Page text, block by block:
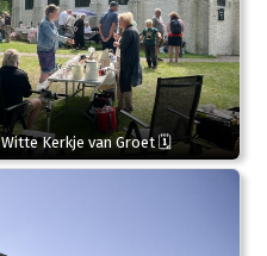
Kerkje van Groet 🗓